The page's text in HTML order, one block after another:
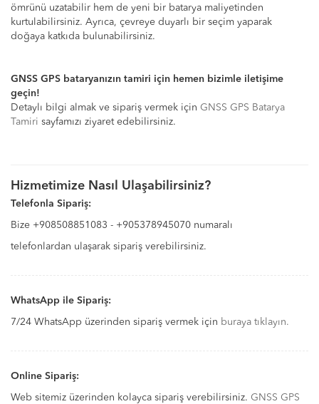
ömrünü uzatabilir hem de yeni bir batarya maliyetinden
kurtulabilirsiniz. Ayrıca, çevreye duyarlı bir seçim yaparak
doğaya katkıda bulunabilirsiniz.
GNSS GPS bataryanızın tamiri için hemen bizimle iletişime
geçin!
Detaylı bilgi almak ve sipariş vermek için GNSS GPS Batarya
Tamiri sayfamızı ziyaret edebilirsiniz.
Hizmetimize Nasıl Ulaşabilirsiniz?
Telefonla Sipariş:
Bize +908508851083 - +905378945070 numaralı
telefonlardan ulaşarak sipariş verebilirsiniz.
WhatsApp ile Sipariş:
7/24 WhatsApp üzerinden sipariş vermek için buraya tıklayın.
Online Sipariş:
Web sitemiz üzerinden kolayca sipariş verebilirsiniz. GNSS GPS